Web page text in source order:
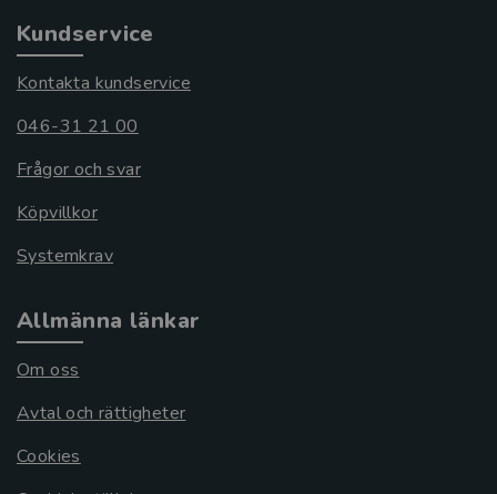
Kundservice
Kontakta kundservice
046-31 21 00
Frågor och svar
Köpvillkor
Systemkrav
Allmänna länkar
Om oss
Avtal och rättigheter
Cookies